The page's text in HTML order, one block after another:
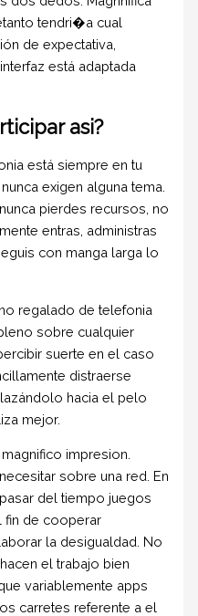
tendri�a cual
de expectativa,
está adaptada
asi?
está siempre en tu
exigen alguna tema.
pierdes recursos, no
entras, administras
con manga larga lo
regalado de telefonia
sobre cualquier
suerte en el caso
distraerse
hacia el pelo
mejor.
impresion.
sobre una red. En
del tiempo juegos
fin de cooperar
la desigualdad. No
el trabajo bien
variablemente apps
carretes referente a el